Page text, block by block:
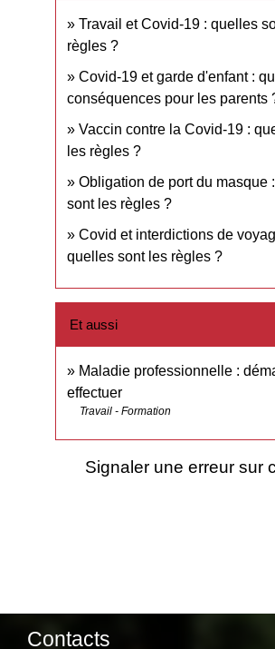
Travail et Covid-19 : quelles
règles ?
Covid-19 et garde d'enfant :
conséquences pour les parents
Vaccin contre la Covid-19 :
les règles ?
Obligation de port du masque
sont les règles ?
Covid et interdictions de
quelles sont les règles ?
Et aussi
Maladie professionnelle :
effectuer
Travail - Formation
Signaler une erreur sur
Contacts